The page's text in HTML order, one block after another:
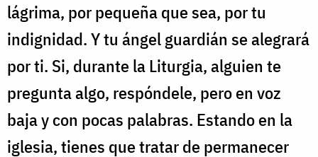
lágrima, por pequeña que sea, por tu
indignidad. Y tu ángel guardián se alegrará
por ti. Si, durante la Liturgia, alguien te
pregunta algo, respóndele, pero en voz
baja y con pocas palabras. Estando en la
iglesia, tienes que tratar de permanecer